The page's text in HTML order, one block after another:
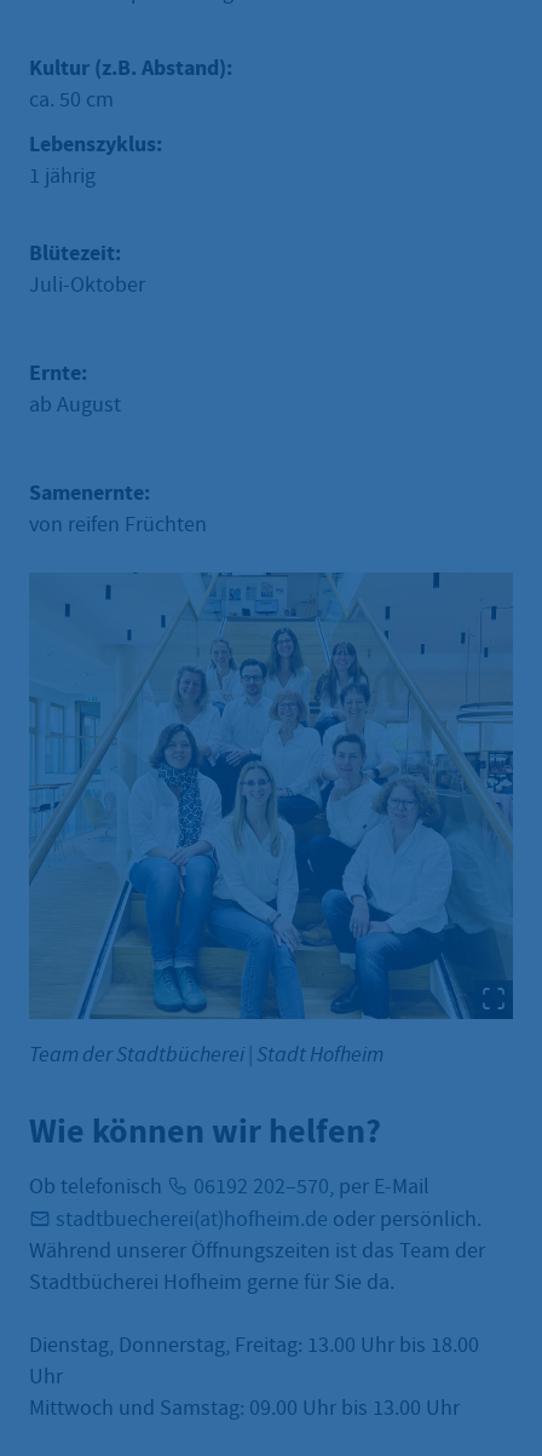
Kultur (z.B. Abstand):
ca. 50 cm
Lebenszyklus:
1 jährig
Blütezeit:
Juli-Oktober
Ernte:
ab August
Samenernte:
von reifen Früchten
Team der Stadtbücherei | Stadt Hofheim
Wie können wir helfen?
Ob telefonisch 06192 202–570, per E-Mail
stadtbuecherei(at)hofheim.de oder persönlich.
Während unserer Öffnungszeiten ist das Team der
Stadtbücherei Hofheim gerne für Sie da.
Dienstag, Donnerstag, Freitag: 13.00 Uhr bis 18.00
Uhr
Mittwoch und Samstag: 09.00 Uhr bis 13.00 Uhr